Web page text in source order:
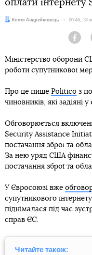
оплати інтернету
Автор:Костя Андрейковець Дата:
00:46, 18
Міністерство оборони
роботи супутникової
Про це пише Politico з
чиновників, які задіяні
Обговорюється
Security Assistance
постачання зброї та
За нею уряд США
постачання зброї та
У Євросоюзі вже
супутникового
піднімалася під час
справ ЄС.
Читайте також: